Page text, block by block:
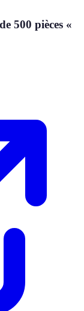
500 pièces «